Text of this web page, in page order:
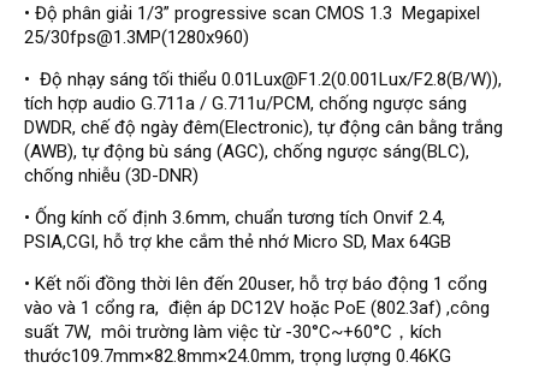
Đầu ghi HIKVISION
Đầu ghi Visionhitech
Đầu ghi Dahua
Đầu ghi KBVISION
Thiết bị chống trộm
Thiết bị chống trộm Paradox
Thiết bị Enforcer
access control
Khóa điện tử VIRO
• Độ phân giải 1/3” progressive scan CMOS 1.3 Megapixel
25/30fps@1.3MP(1280x960)
• Độ nhạy sáng tối thiểu 0.01Lux@F1.2(0.001Lux/F2.8(B/W)),
tích hợp audio G.711a / G.711u/PCM, chống ngược sáng
DWDR, chế độ ngày đêm(Electronic), tự động cân bằng trắng
(AWB), tự động bù sáng (AGC), chống ngược sáng(BLC),
chống nhiễu (3D-DNR)
• Ống kính cố định 3.6mm, chuẩn tương tích Onvif 2.4,
PSIA,CGI, hỗ trợ khe cắm thẻ nhớ Micro SD, Max 64GB
• Kết nối đồng thời lên đến 20user, hỗ trợ báo động 1 cổng
vào và 1 cổng ra, điện áp DC12V hoặc PoE (802.3af) ,công
suất 7W, môi trường làm việc từ -30°C~+60°C，kích
thước109.7mm×82.8mm×24.0mm, trọng lượng 0.46KG